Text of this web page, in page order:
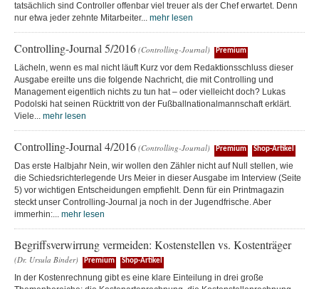
tatsächlich sind Controller offenbar viel treuer als der Chef erwartet. Denn
nur etwa jeder zehnte Mitarbeiter... mehr lesen
Controlling-Journal 5/2016 (Controlling-Journal) Premium
Lächeln, wenn es mal nicht läuft Kurz vor dem Redaktionsschluss dieser
Ausgabe ereilte uns die folgende Nachricht, die mit Controlling und
Management eigentlich nichts zu tun hat – oder vielleicht doch? Lukas
Podolski hat seinen Rücktritt von der Fußballnationalmannschaft erklärt.
Viele... mehr lesen
Controlling-Journal 4/2016 (Controlling-Journal) Premium Shop-Artikel
Das erste Halbjahr Nein, wir wollen den Zähler nicht auf Null stellen, wie
die Schiedsrichterlegende Urs Meier in dieser Ausgabe im Interview (Seite
5) vor wichtigen Entscheidungen empfiehlt. Denn für ein Printmagazin
steckt unser Controlling-Journal ja noch in der Jugendfrische. Aber
immerhin:... mehr lesen
Begriffsverwirrung vermeiden: Kostenstellen vs. Kostenträger
(Dr. Ursula Binder) Premium Shop-Artikel
In der Kostenrechnung gibt es eine klare Einteilung in drei große